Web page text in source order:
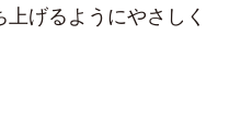
げるようにやさしく